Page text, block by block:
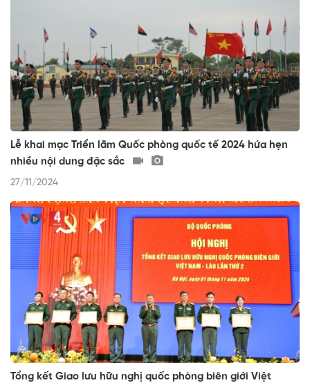
Lễ khai mạc Triển lãm Quốc phòng quốc tế 2024 hứa hẹn
nhiều nội dung đặc sắc
27/11/2024
Tổng kết Giao lưu hữu nghị quốc phòng biên giới Việt